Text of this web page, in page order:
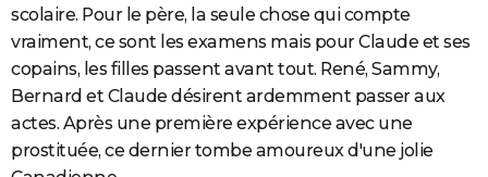
CARTE DE VOEUX
Carte de Noël
Carte Bonne année
Carte Saint-Valentin
Carte Pâques
Carte d'anniversaire
DICTIONNAIRE
Dictionnaire
Biographies
Citations
Expressions
Proverbes
PROGRAMME TV
COPAINS D'AVANT
scolaire. Pour le père, la seule chose qui compte
vraiment, ce sont les examens mais pour Claude et ses
copains, les filles passent avant tout. René, Sammy,
Bernard et Claude désirent ardemment passer aux
actes. Après une première expérience avec une
prostituée, ce dernier tombe amoureux d'une jolie